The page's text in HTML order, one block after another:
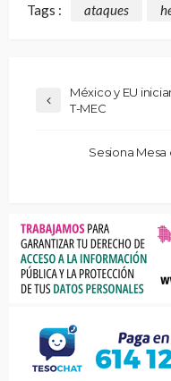
Tags : ataques
México y EU
T-MEC
Sesiona